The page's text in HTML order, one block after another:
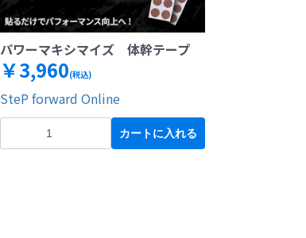
パワーマキシマイズ 体幹テープ
￥3,960(税込)
SteP forward Online
カートに入れる